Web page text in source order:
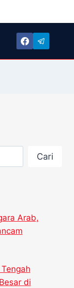
Cari
Arab,
di